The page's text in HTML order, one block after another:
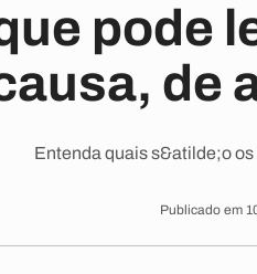
pode
de
Entenda quais s&atilde;o
Publicado em